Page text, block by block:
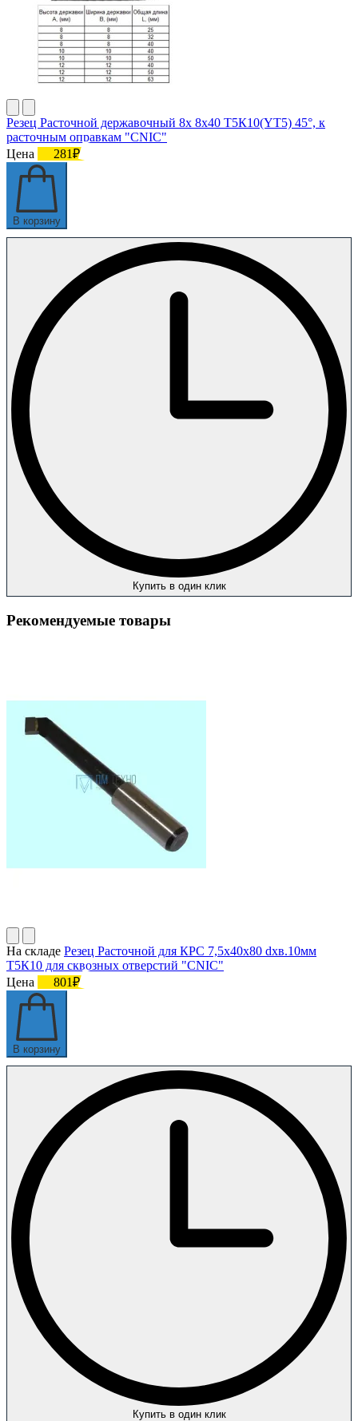
Резец Расточной державочный 8х 8х40 Т5К10(YT5) 45°, к
расточным оправкам "CNIC"
Цена
281₽
В корзину
Купить в один клик
Рекомендуемые товары
На складе Резец Расточной для КРС 7,5х40х80 dхв.10мм
Т5К10 для сквозных отверстий "CNIC"
Цена
801₽
В корзину
Купить в один клик